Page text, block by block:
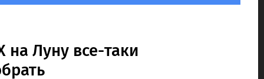
на Луну все-таки